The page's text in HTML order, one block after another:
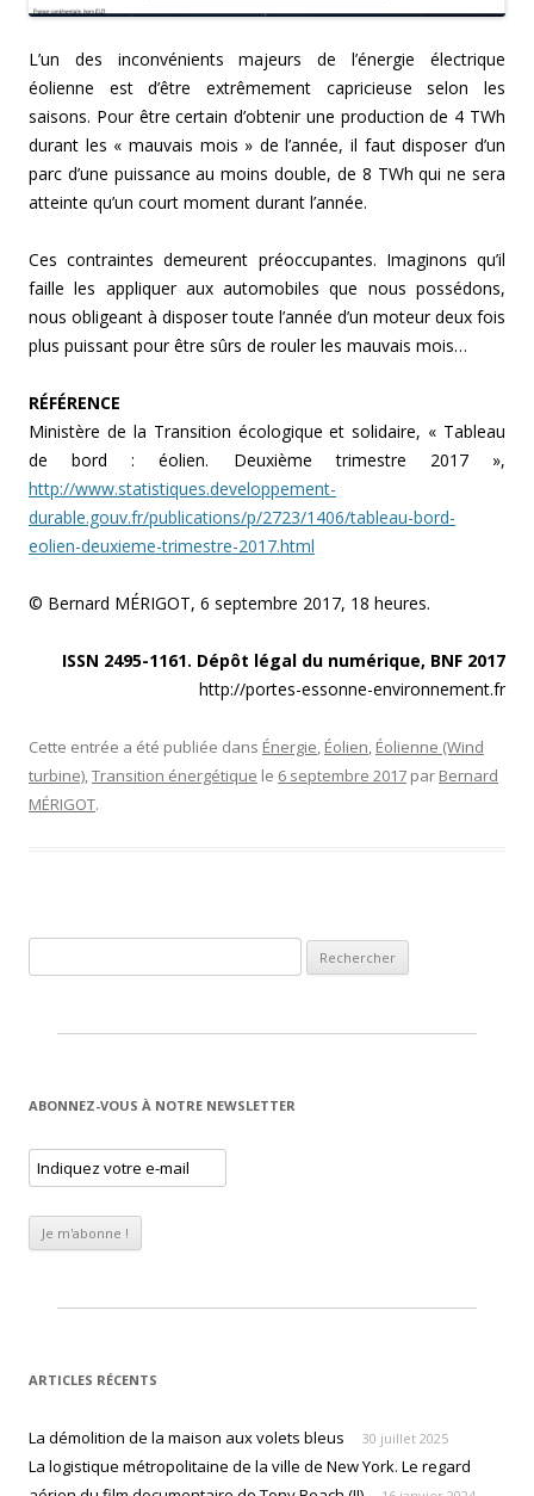
L’un des inconvénients majeurs de l’énergie électrique
éolienne est d’être extrêmement capricieuse selon les
saisons. Pour être certain d’obtenir une production de 4 TWh
durant les « mauvais mois » de l’année, il faut disposer d’un
parc d’une puissance au moins double, de 8 TWh qui ne sera
atteinte qu’un court moment durant l’année.
Ces contraintes demeurent préoccupantes. Imaginons qu’il
faille les appliquer aux automobiles que nous possédons,
nous obligeant à disposer toute l’année d’un moteur deux fois
plus puissant pour être sûrs de rouler les mauvais mois…
RÉFÉRENCE
Ministère de la Transition écologique et solidaire, « Tableau
de bord : éolien. Deuxième trimestre 2017 »,
http://www.statistiques.developpement-
durable.gouv.fr/publications/p/2723/1406/tableau-bord-
eolien-deuxieme-trimestre-2017.html
© Bernard MÉRIGOT, 6 septembre 2017, 18 heures.
ISSN 2495-1161. Dépôt légal du numérique, BNF 2017
http://portes-essonne-environnement.fr
Cette entrée a été publiée dans Énergie, Éolien, Éolienne (Wind
turbine),Transition énergétique le 6 septembre 2017 par Bernard
MÉRIGOT.
ABONNEZ-VOUS À NOTRE NEWSLETTER
ARTICLES RÉCENTS
La démolition de la maison aux volets bleus 30 juillet 2025
La logistique métropolitaine de la ville de New York. Le regard